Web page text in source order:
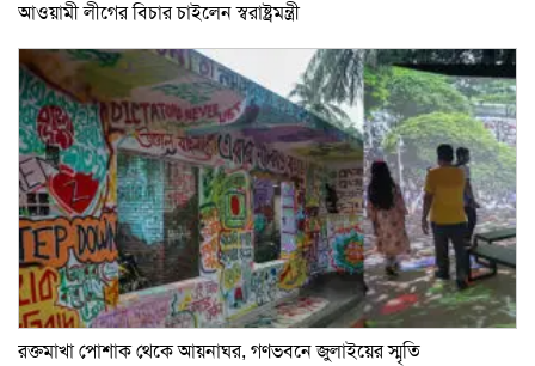
আওয়ামী লীগের বিচার চাইলেন স্বরাষ্ট্রমন্ত্রী
রক্তমাখা পোশাক থেকে আয়নাঘর, গণভবনে জুলাইয়ের স্মৃতি